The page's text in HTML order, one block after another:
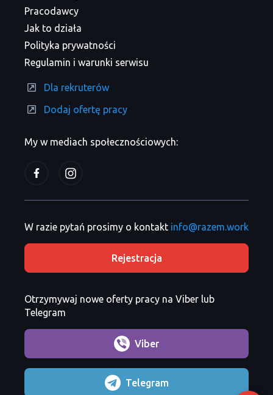
My w mediach społecznościowych:
Pracodawcy
Jak to działa
Polityka prywatności
Regulamin i warunki serwisu
Dla rekruterów
Dodaj ofertę pracy
W razie pytań prosimy o kontakt info@razem.work
Rejestracja
Otrzymywaj nowe oferty pracy na Viber lub
Telegram
Viber
Telegram